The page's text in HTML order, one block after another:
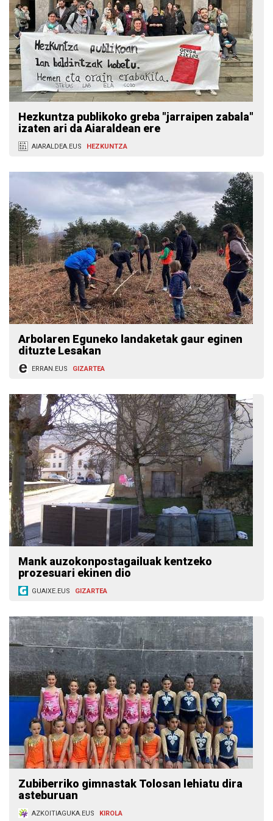
Hezkuntza publikoko greba "jarraipen zabala"
izaten ari da Aiaraldean ere
AIARALDEA.EUS HEZKUNTZA
Arbolaren Eguneko landaketak gaur eginen
dituzte Lesakan
ERRAN.EUS GIZARTEA
Mank auzokonpostagailuak kentzeko
prozesuari ekinen dio
GUAIXE.EUS GIZARTEA
Zubiberriko gimnastak Tolosan lehiatu dira
asteburuan
AZKOITIAGUKA.EUS KIROLA